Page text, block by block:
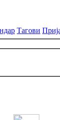
Тагови